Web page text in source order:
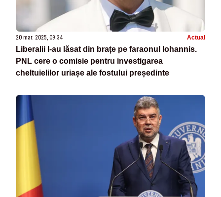
20 mar. 2025, 09:34 Actual
Liberalii l-au lăsat din brațe pe faraonul Iohannis.
PNL cere o comisie pentru investigarea
cheltuielilor uriașe ale fostului președinte